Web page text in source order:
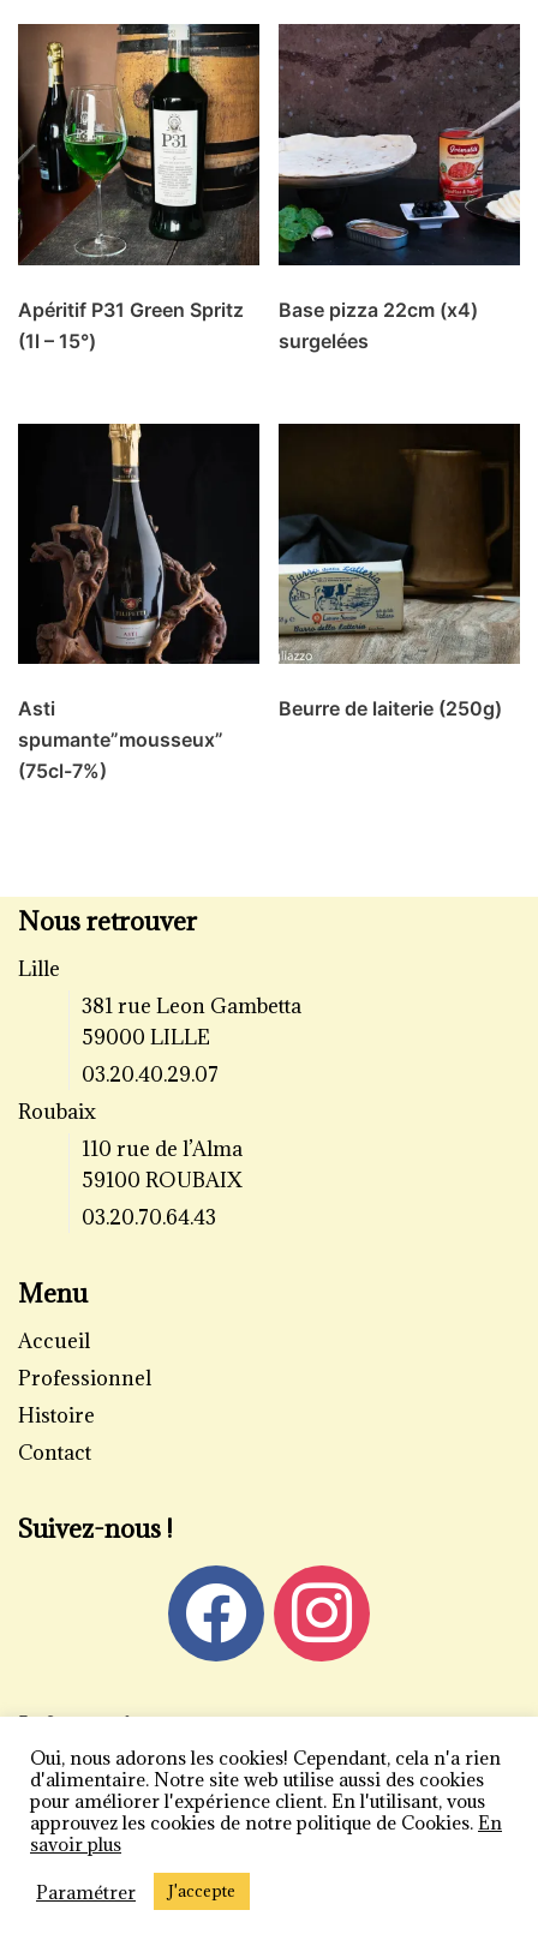
Apéritif P31 Green Spritz
(1l – 15°)
Base pizza 22cm (x4)
surgelées
Asti
spumante”mousseux”
(75cl-7%)
Beurre de laiterie (250g)
Nous retrouver
Lille
381 rue Leon Gambetta
59000 LILLE
03.20.40.29.07
Roubaix
110 rue de l’Alma
59100 ROUBAIX
03.20.70.64.43
Menu
Accueil
Professionnel
Histoire
Contact
Suivez-nous !
Informations
Mentions légales
Politique de confidentialité
Conditions générales de vente
Plan du site
Oui, nous adorons les cookies! Cependant, cela n'a rien
d'alimentaire. Notre site web utilise aussi des cookies
pour améliorer l'expérience client. En l'utilisant, vous
approuvez les cookies de notre politique de Cookies. En
savoir plus
Paramétrer
J'accepte